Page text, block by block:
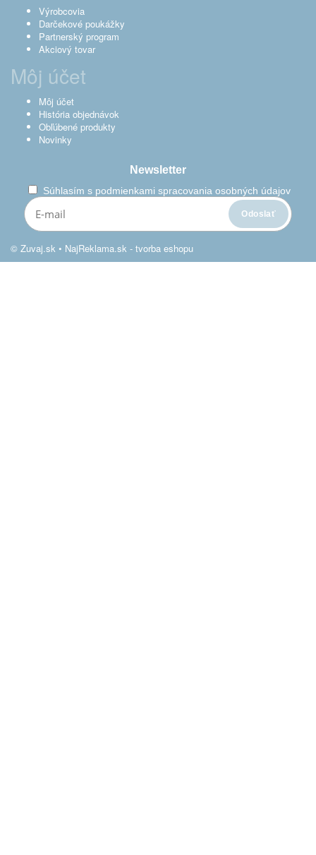
Výrobcovia
Darčekové poukážky
Partnerský program
Akciový tovar
Môj účet
Môj účet
História objednávok
Obľúbené produkty
Novinky
Newsletter
Súhlasím s podmienkami spracovania osobných údajov
© Zuvaj.sk • NajReklama.sk - tvorba eshopu